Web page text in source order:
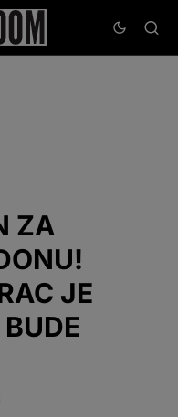
ZA
JE